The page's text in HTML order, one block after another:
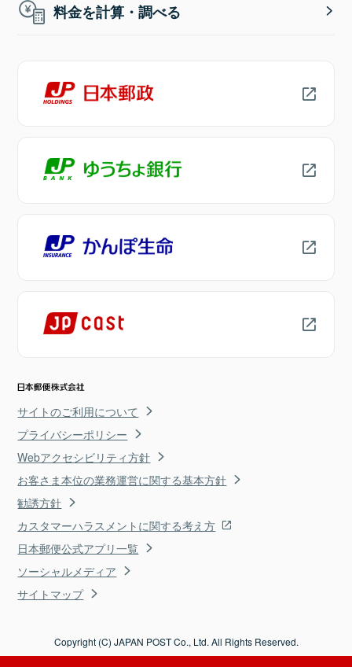
料金を計算・調べる
サイトのご利用について
プライバシーポリシー
Webアクセシビリティ方針
お客さま本位の業務運営に関する基本方針
勧誘方針
カスタマーハラスメントに関する考え方
日本郵便公式アプリ一覧
ソーシャルメディア
サイトマップ
Copyright (C) JAPAN POST Co., Ltd. All Rights Reserved.